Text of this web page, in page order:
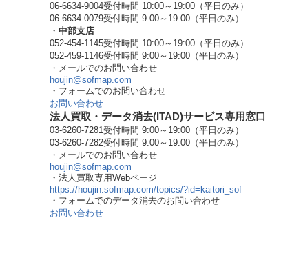
06-6634-9004受付時間 10:00～19:00（平日のみ）
06-6634-0079受付時間 9:00～19:00（平日のみ）
・ 中部支店
052-454-1145受付時間 10:00～19:00（平日のみ）
052-459-1146受付時間 9:00～19:00（平日のみ）
・メールでのお問い合わせ
houjin@sofmap.com
・フォームでのお問い合わせ
お問い合わせ
法人買取・データ消去(ITAD)サービス専用窓口
03-6260-7281受付時間 9:00～19:00（平日のみ）
03-6260-7282受付時間 9:00～19:00（平日のみ）
・メールでのお問い合わせ
houjin@sofmap.com
・法人買取専用Webページ
https://houjin.sofmap.com/topics/?id=kaitori_sof
・フォームでのデータ消去のお問い合わせ
お問い合わせ